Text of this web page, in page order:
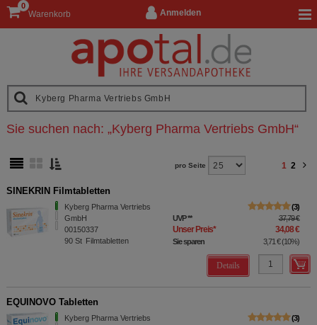
Anmelden
Warenkorb
0
Sie suchen nach: „Kyberg Pharma Vertriebs GmbH“
pro Seite 1 2
SINEKRIN Filmtabletten
Kyberg Pharma Vertriebs
GmbH
00150337
90 St Filmtabletten
3
UVP** 37,79 €
Unser Preis* 34,08 €
Sie sparen 3,71 €(10%)
Details
EQUINOVO Tabletten
Kyberg Pharma Vertriebs
3